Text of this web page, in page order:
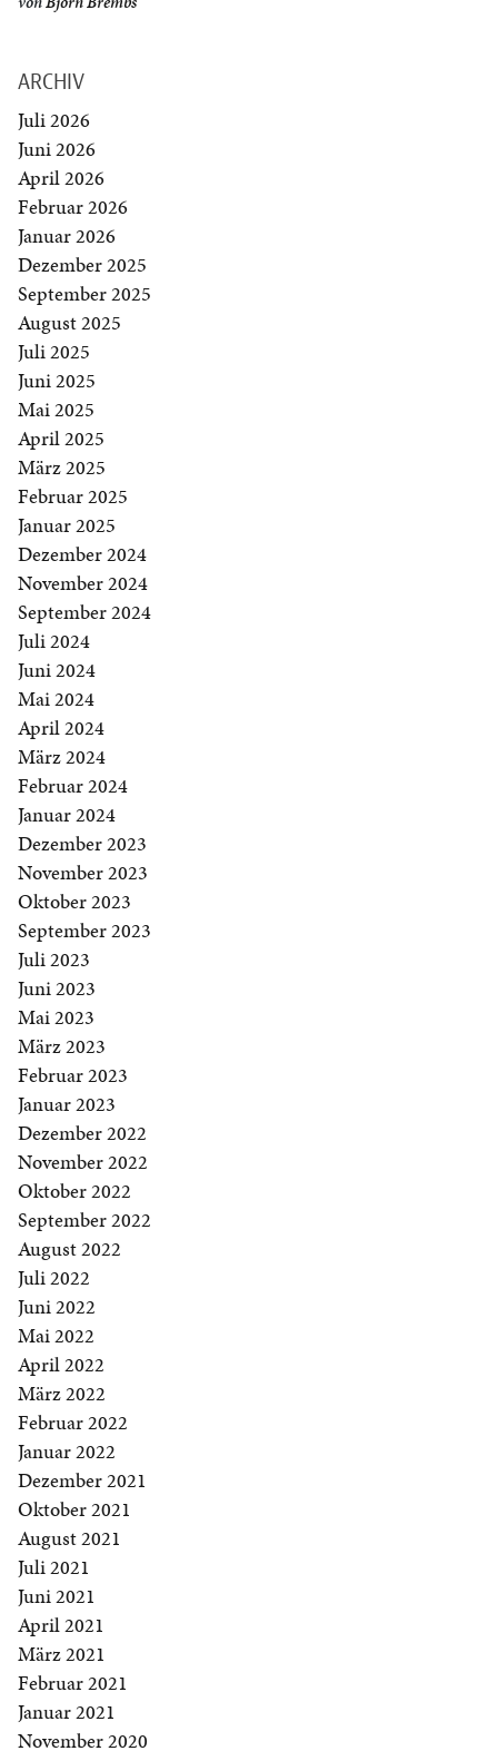
ARCHIV
Juli 2026
Juni 2026
April 2026
Februar 2026
Januar 2026
Dezember 2025
September 2025
August 2025
Juli 2025
Juni 2025
Mai 2025
April 2025
März 2025
Februar 2025
Januar 2025
Dezember 2024
November 2024
September 2024
Juli 2024
Juni 2024
Mai 2024
April 2024
März 2024
Februar 2024
Januar 2024
Dezember 2023
November 2023
Oktober 2023
September 2023
Juli 2023
Juni 2023
Mai 2023
März 2023
Februar 2023
Januar 2023
Dezember 2022
November 2022
Oktober 2022
September 2022
August 2022
Juli 2022
Juni 2022
Mai 2022
April 2022
März 2022
Februar 2022
Januar 2022
Dezember 2021
Oktober 2021
August 2021
Juli 2021
Juni 2021
April 2021
März 2021
Februar 2021
Januar 2021
November 2020